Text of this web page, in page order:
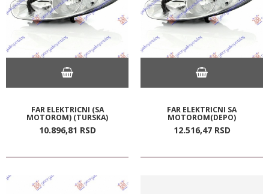
FAR ELEKTRICNI (SA
MOTOROM) (TURSKA)
10.896,81 RSD
FAR ELEKTRICNI SA
MOTOROM(DEPO)
12.516,47 RSD